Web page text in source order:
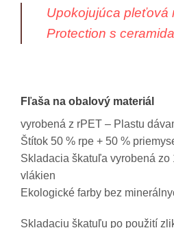
Upokojujúca pleťová
Protection s
Fľaša na obalový materiál
vyrobená z rPET – Plastu
Štítok 50 % rpe + 50 %
Skladacia škatuľa vyrobená zo
vlákien
Ekologické farby bez
Skladaciu škatuľu po použití